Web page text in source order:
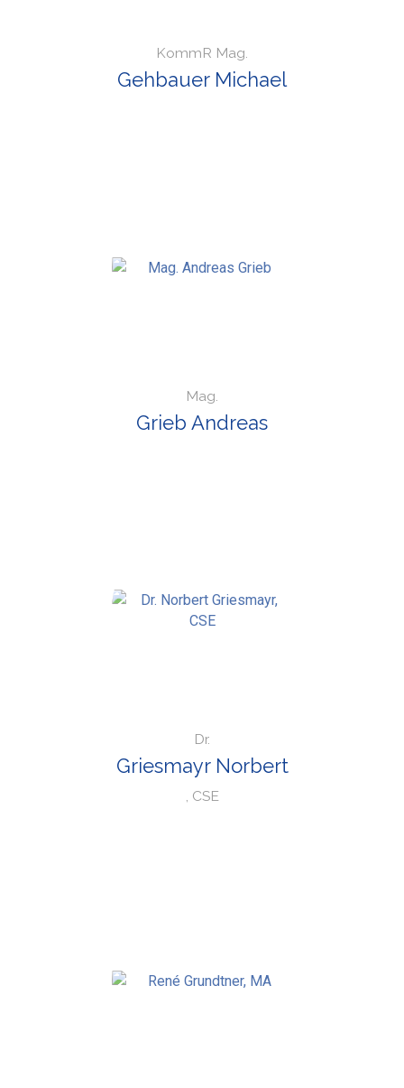
KommR Mag.
Gehbauer Michael
Mag.
Grieb Andreas
Dr.
Griesmayr Norbert
, CSE